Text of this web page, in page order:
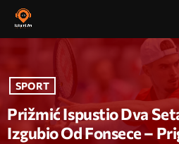
SPORT
Prižmić Ispustio Dva
Izgubio Od Fonsece –